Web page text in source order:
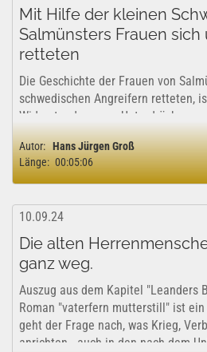
Mit Hilfe der kleinen
Salmünsters Frauen
retteten
Die Geschichte der Frauen von
schwedischen Angreifern retteten,
Widerstands gegen Unterdrückung
Kreativität und Mut setzten sie
Verteidigungswaffe ein. Die
Autor: Hans Jürgen Groß
Länge: 00:05:06
10.09.24
Die alten
ganz weg.
Auszug aus dem Kapitel "Leanders
Roman "vaterfern mutterstill" ist
geht der Frage nach, was Krieg,
anrichten - auch in den nach dem